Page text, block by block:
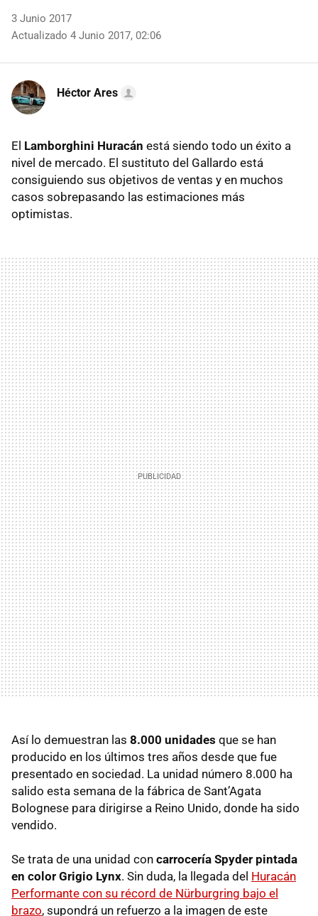
3 Junio 2017
Actualizado 4 Junio 2017, 02:06
Héctor Ares
El Lamborghini Huracán está siendo todo un éxito a
nivel de mercado. El sustituto del Gallardo está
consiguiendo sus objetivos de ventas y en muchos
casos sobrepasando las estimaciones más
optimistas.
Así lo demuestran las 8.000 unidades que se han
producido en los últimos tres años desde que fue
presentado en sociedad. La unidad número 8.000 ha
salido esta semana de la fábrica de Sant’Agata
Bolognese para dirigirse a Reino Unido, donde ha sido
vendido.
Se trata de una unidad con carrocería Spyder pintada
en color Grigio Lynx. Sin duda, la llegada del Huracán
Performante con su récord de Nürburgring bajo el
brazo, supondrá un refuerzo a la imagen de este